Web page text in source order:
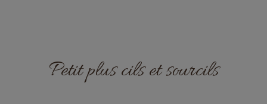
Petit plus cils et sourcils